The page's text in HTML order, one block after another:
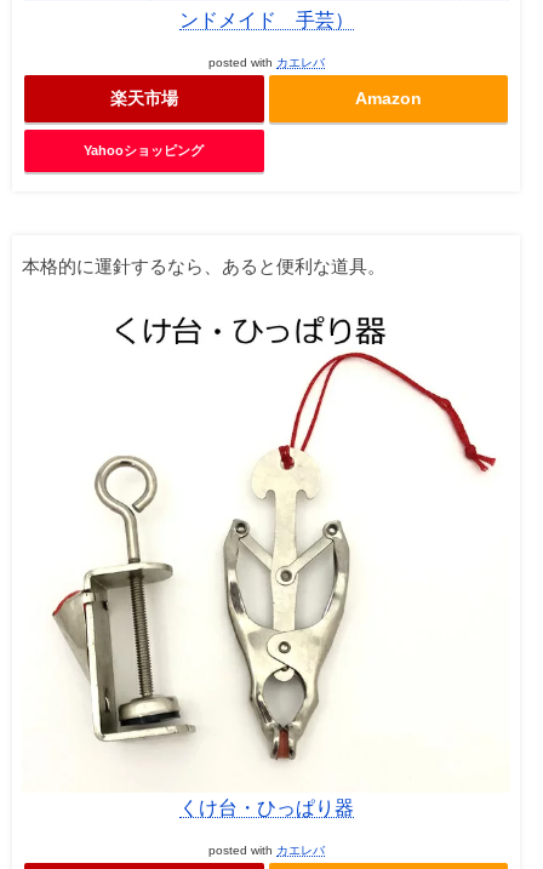
ンドメイド 手芸）
posted with カエレバ
楽天市場 Amazon
Yahooショッピング
本格的に運針するなら、あると便利な道具。
くけ台・ひっぱり器
posted with カエレバ